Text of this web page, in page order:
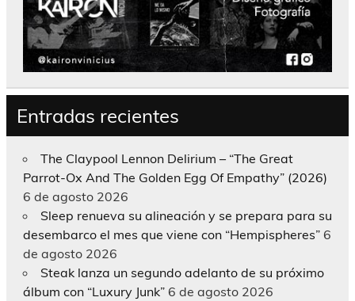
Entradas recientes
The Claypool Lennon Delirium – “The Great
Parrot-Ox And The Golden Egg Of Empathy” (2026)
6 de agosto 2026
Sleep renueva su alineación y se prepara para su
desembarco el mes que viene con “Hempispheres” 6
de agosto 2026
Steak lanza un segundo adelanto de su próximo
álbum con “Luxury Junk” 6 de agosto 2026